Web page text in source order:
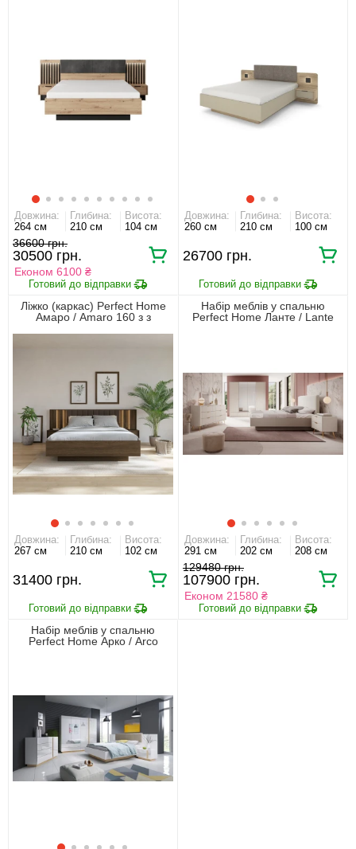
Довжина:
264 см
Глибина:
210 см
Висота:
104 см
36600 грн.
30500 грн.
Економ 6100 ₴
Довжина:
260 см
Глибина:
210 см
Висота:
100 см
26700 грн.
Ліжко (каркас) Perfect Home
Амаро / Amaro 160 з з
Довжина:
267 см
Глибина:
210 см
Висота:
102 см
31400 грн.
Набір меблів у спальню
Perfect Home Ланте / Lante
Довжина:
291 см
Глибина:
202 см
Висота:
208 см
129480 грн.
107900 грн.
Економ 21580 ₴
Набір меблів у спальню
Perfect Home Арко / Arco